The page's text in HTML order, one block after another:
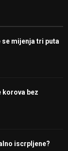
se mijenja tri puta
korova bez
iscrpljene?